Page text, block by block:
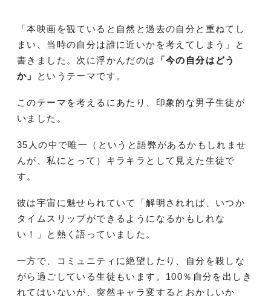
「本映画を観ていると自然と過去の自分と重ねてし
まい、当時の自分は誰に近いかを考えてしまう」と
書きました。次に浮かんだのは
「今の自分はどう
か」
というテーマです。
このテーマを考えるにあたり、印象的な男子生徒が
いました。
35人の中で唯一（というと語弊があるかもしれませ
んが、私にとって）キラキラとして見えた生徒で
す。
彼は宇宙に魅せられていて「解明されれば、いつか
タイムスリップができるようになるかもしれな
い！」と熱く語っていました。
一方で、コミュニティに絶望したり、自分を殺しな
がら過ごしている生徒もいます。100％自分を出しき
れてはいないが、突然キャラ変するとおかしいか